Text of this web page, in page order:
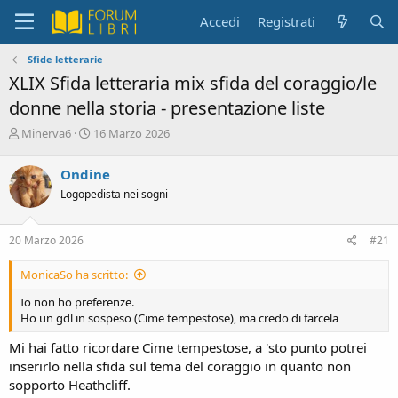
Accedi Registrati
Sfide letterarie
XLIX Sfida letteraria mix sfida del coraggio/le
donne nella storia - presentazione liste
C
e
a
t
o
r
e
i
c
u
s
s
i
o
Minerva6
D
a
d
i
z
o
16 Marzo 2026
Ondine
Logopedista nei sogni
20 Marzo 2026 #21
MonicaSo ha scritto:
Io non ho preferenze.
Ho un gdl in sospeso (Cime tempestose), ma credo di farcela
Mi hai fatto ricordare Cime tempestose, a 'sto punto potrei
inserirlo nella sfida sul tema del coraggio in quanto non
sopporto Heathcliff.